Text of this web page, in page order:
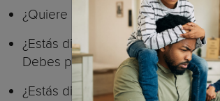
¿Quiere su hijo ser educado en
¿Estás dispuesto a hacerlo?
Debes preparar, planificar,
¿Estás dispuesto a estar con tu